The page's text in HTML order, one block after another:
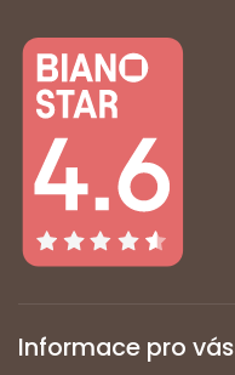
Informace pro vás